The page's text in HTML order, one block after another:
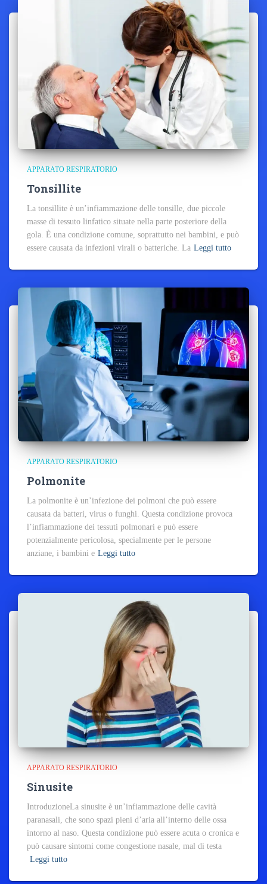
APPARATO RESPIRATORIO
Tonsillite
La tonsillite è un’infiammazione delle tonsille, due piccole
masse di tessuto linfatico situate nella parte posteriore della
gola. È una condizione comune, soprattutto nei bambini, e può
essere causata da infezioni virali o batteriche. La Leggi tutto
APPARATO RESPIRATORIO
Polmonite
La polmonite è un’infezione dei polmoni che può essere
causata da batteri, virus o funghi. Questa condizione provoca
l’infiammazione dei tessuti polmonari e può essere
potenzialmente pericolosa, specialmente per le persone
anziane, i bambini e Leggi tutto
APPARATO RESPIRATORIO
Sinusite
IntroduzioneLa sinusite è un’infiammazione delle cavità
paranasali, che sono spazi pieni d’aria all’interno delle ossa
intorno al naso. Questa condizione può essere acuta o cronica e
può causare sintomi come congestione nasale, mal di testa
Leggi tutto